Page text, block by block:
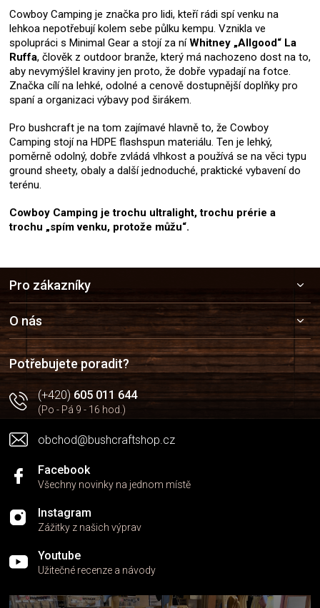
Cowboy Camping je značka pro lidi, kteří rádi spí venku na
lehkoa nepotřebují kolem sebe půlku kempu. Vznikla ve
spolupráci s Minimal Gear a stojí za níWhitney „Allgood“ La
Ruffa, člověk z outdoor branže, který má nachozeno dost na to,
aby nevymýšlel kraviny jen proto, že dobře vypadají na fotce.
Značka cílí na lehké, odolné a cenově dostupnější doplňky pro
spaní a organizaci výbavy pod širákem.
Pro bushcraft je na tom zajímavé hlavně to, že Cowboy
Camping stojí na HDPE flashspun materiálu. Ten je lehký,
poměrně odolný, dobře zvládá vlhkost a používá se na věci typu
ground sheety, obaly a další jednoduché, praktické vybavení do
terénu.
Cowboy Camping je trochu ultralight, trochu prérie a
trochu „spím venku, protože můžu“.
a
t
í
Pro zákazníky
O nás
Potřebujete poradit?
(+420)605 011 644
(Po - Pá 9 - 16 hod.)
obchod@bushcraftshop.cz
Facebook
Všechny novinky na jednom místě
Instagram
Zážitky z našich výprav
Youtube
Užitečné recenze a návody